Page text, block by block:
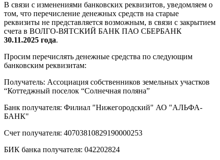
В связи с изменениями банковских реквизитов, уведомляем о
том, что перечисление денежных средств на старые
реквизиты не представляется возможным, в связи с закрытием
счета в ВОЛГО-ВЯТСКИЙ БАНК ПАО СБЕРБАНК
30.11.2025 года.
Просим перечислять денежные средства по следующим
банковским реквизитам:
Получатель: Ассоциация собственников земельных участков
“Коттеджный поселок “Солнечная поляна”
Банк получателя: Филиал "Нижегородский" АО "АЛЬФА-
БАНК"
Счет получателя: 40703810829190000253
БИК банка получателя: 042202824